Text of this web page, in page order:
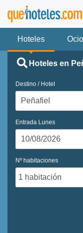
Hoteles Ocio
Hoteles en
Destino / Hotel
Entrada Lunes
Nº habitaciones